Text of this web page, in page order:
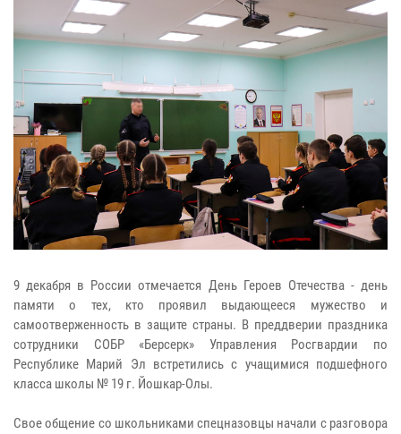
9 декабря в России отмечается День Героев Отечества - день
памяти о тех, кто проявил выдающееся мужество и
самоотверженность в защите страны. В преддверии праздника
сотрудники СОБР «Берсерк» Управления Росгвардии по
Республике Марий Эл встретились с учащимися подшефного
класса школы № 19 г. Йошкар-Олы.
Свое общение со школьниками спецназовцы начали с разговора